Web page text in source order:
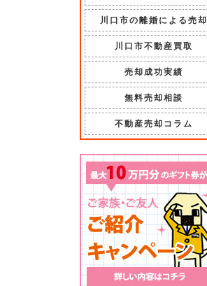
川口市の離婚による売却
川口市不動産買取
売却成功実績
無料売却相談
不動産売却コラム